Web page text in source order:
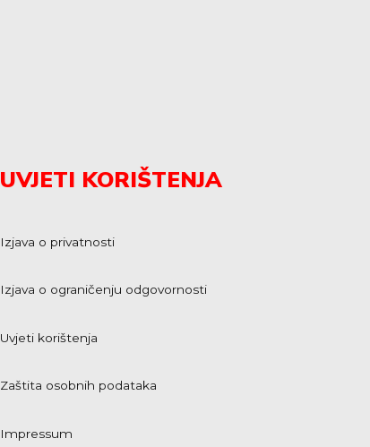
UVJETI KORIŠTENJA
Izjava o privatnosti
Izjava o ograničenju odgovornosti
Uvjeti korištenja
Zaštita osobnih podataka
Impressum